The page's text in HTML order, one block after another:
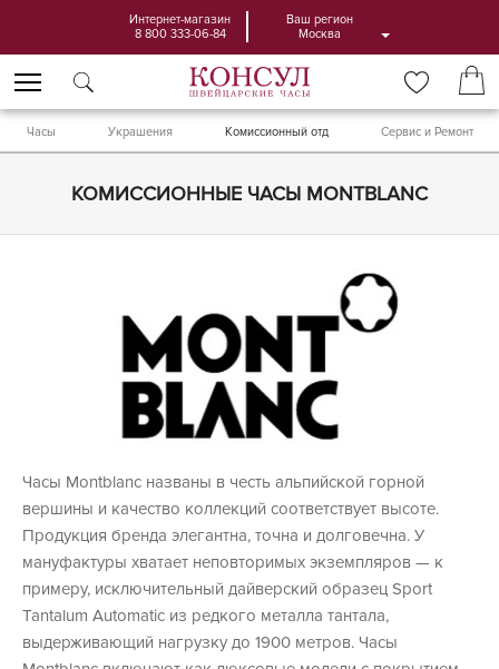
Интернет-магазин
8 800 333-06-84
Ваш регион
Москва
Часы Украшения Комиссионный отд Сервис и Ремонт
КОМИССИОННЫЕ ЧАСЫ MONTBLANC
Часы Montblanc названы в честь альпийской горной
вершины и качество коллекций соответствует высоте.
Продукция бренда элегантна, точна и долговечна. У
мануфактуры хватает неповторимых экземпляров — к
примеру, исключительный дайверский образец Sport
Tantalum Automatic из редкого металла тантала,
выдерживающий нагрузку до 1900 метров. Часы